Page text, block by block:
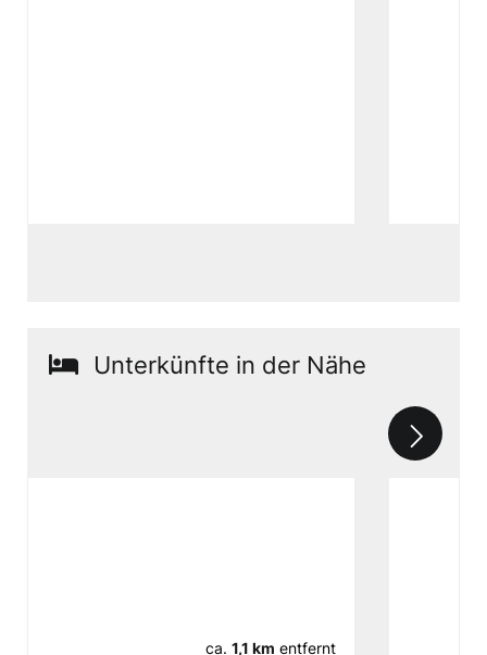
Unterkünfte in der Nähe
ca. 1,1 km entfernt